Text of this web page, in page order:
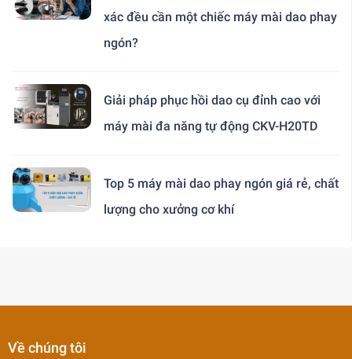
xác đều cần một chiếc máy mài dao phay
ngón?
Giải pháp phục hồi dao cụ đỉnh cao với
máy mài đa năng tự động CKV-H20TD
Top 5 máy mài dao phay ngón giá rẻ, chất
lượng cho xưởng cơ khí
Về chúng tôi